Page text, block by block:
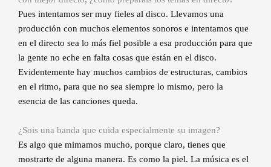
Pues intentamos ser muy fieles al disco. Llevamos una
producción con muchos elementos sonoros e intentamos que
en el directo sea lo más fiel posible a esa producción para que
la gente no eche en falta cosas que están en el disco.
Evidentemente hay muchos cambios de estructuras, cambios
en el ritmo, para que no sea siempre lo mismo, pero la
esencia de las canciones queda.
¿Sois una banda que cuida especialmente su imagen?
Es algo que mimamos mucho, porque claro, tienes que
mostrarte de alguna manera. Es como la piel. La música es el